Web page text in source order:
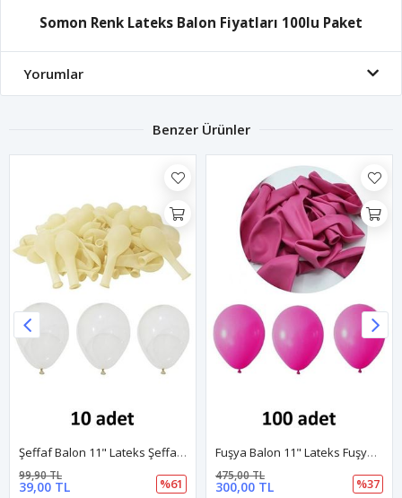
Somon Renk Lateks Balon Fiyatları 100lu Paket
Yorumlar
Benzer Ürünler
Şeffaf Balon 11" Lateks Şeffaf Renk Balon 10'lu Paket
39,00 TL
99,90 TL
%61
Fuşya Balon 11" Lateks Fuşya Renk Balon 100'lu Paket
300,00 TL
475,00 TL
%37